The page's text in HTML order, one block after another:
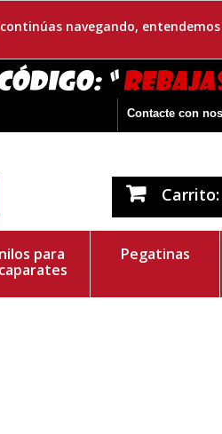
navegando,
Contacte con
Carrito:
para
Pegatinas